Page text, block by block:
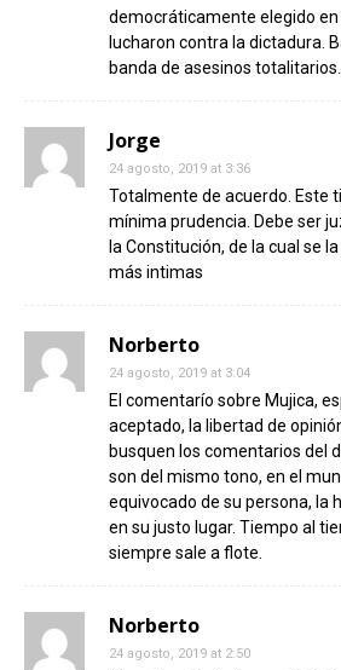
democráticamente elegido en
lucharon contra la dictadura.
banda de asesinos totalitarios.
Jorge
24 agosto, 2019 at 3:36
Totalmente de acuerdo. Este
mínima prudencia. Debe ser
la Constitución, de la cual se
más intimas
Norberto
24 agosto, 2019 at 3:04
El comentarío sobre Mujica,
aceptado, la libertad de
busquen los comentarios del
son del mismo tono, en el
equivocado de su persona, la
en su justo lugar. Tiempo al
siempre sale a flote.
Norberto
24 agosto, 2019 at 2:50